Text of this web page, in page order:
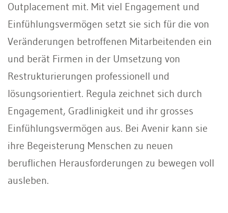
Outplacement mit. Mit viel Engagement und
Einfühlungsvermögen setzt sie sich für die von
Veränderungen betroffenen Mitarbeitenden ein
und berät Firmen in der Umsetzung von
Restrukturierungen professionell und
lösungsorientiert. Regula zeichnet sich durch
Engagement, Gradlinigkeit und ihr grosses
Einfühlungsvermögen aus. Bei Avenir kann sie
ihre Begeisterung Menschen zu neuen
beruflichen Herausforderungen zu bewegen voll
ausleben.